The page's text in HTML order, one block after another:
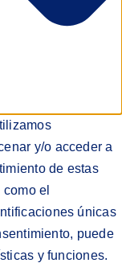
y/o acceder a
de estas
el
únicas
puede
y funciones.